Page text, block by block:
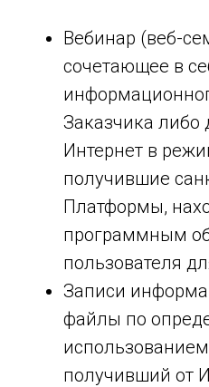
Вебинар (веб-
сочетающее в
Заказчика либо
Интернет в
получившие
Платформы,
программным
пользователя
Записи
файлы по
получивший от